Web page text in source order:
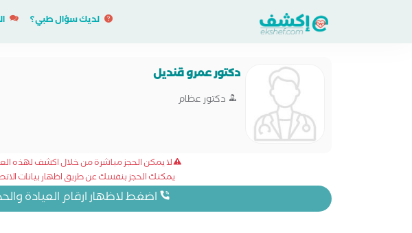
لديك سؤال طبي؟
دكتور عمرو قنديل
دكتور عظام
لا يمكن الحجز مباشرة من خلال اكشف لهذه
يمكنك الحجز بنفسك عن طريق اظهار بيانات
اضغط لاظهار ارقام العيادة